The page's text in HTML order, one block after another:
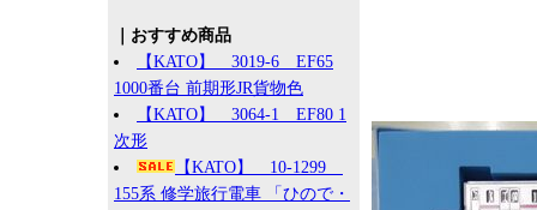
｜おすすめ商品
【KATO】 3019-6 EF65
1000番台 前期形JR貨物色
【KATO】 3064-1 EF80 1
次形
【KATO】 10-1299
155系 修学旅行電車 「ひので・